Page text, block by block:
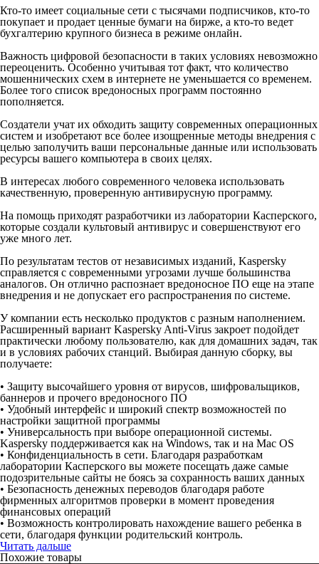
Кто-то имеет социальные сети с тысячами подписчиков, кто-то
покупает и продает ценные бумаги на бирже, а кто-то ведет
бухгалтерию крупного бизнеса в режиме онлайн.
Важность цифровой безопасности в таких условиях невозможно
переоценить. Особенно учитывая тот факт, что количество
мошеннических схем в интернете не уменьшается со временем.
Более того список вредоносных программ постоянно
пополняется.
Создатели учат их обходить защиту современных операционных
систем и изобретают все более изощренные методы внедрения с
целью заполучить ваши персональные данные или использовать
ресурсы вашего компьютера в своих целях.
В интересах любого современного человека использовать
качественную, проверенную антивирусную программу.
На помощь приходят разработчики из лаборатории Касперского,
которые создали культовый антивирус и совершенствуют его
уже много лет.
По результатам тестов от независимых изданий, Kaspersky
справляется с современными угрозами лучше большинства
аналогов. Он отлично распознает вредоносное ПО еще на этапе
внедрения и не допускает его распространения по системе.
У компании есть несколько продуктов с разным наполнением.
Расширенный вариант Kaspersky Anti-Virus закроет подойдет
практически любому пользователю, как для домашних задач, так
и в условиях рабочих станций. Выбирая данную сборку, вы
получаете:
• Защиту высочайшего уровня от вирусов, шифровальщиков,
баннеров и прочего вредоносного ПО
• Удобный интерфейс и широкий спектр возможностей по
настройки защитной программы
• Универсальность при выборе операционной системы.
Kaspersky поддерживается как на Windows, так и на Mac OS
• Конфиденциальность в сети. Благодаря разработкам
лаборатории Касперского вы можете посещать даже самые
подозрительные сайты не боясь за сохранность ваших данных
• Безопасность денежных переводов благодаря работе
фирменных алгоритмов проверки в момент проведения
финансовых операций
• Возможность контролировать нахождение вашего ребенка в
сети, благодаря функции родительский контроль.
Читать дальше
Похожие товары